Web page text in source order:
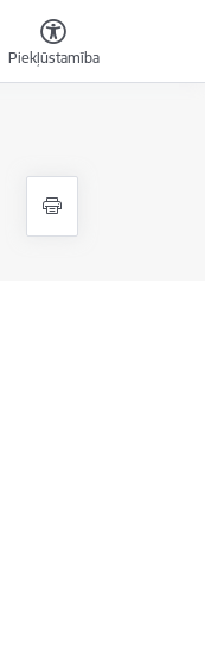
Piekļūstamība